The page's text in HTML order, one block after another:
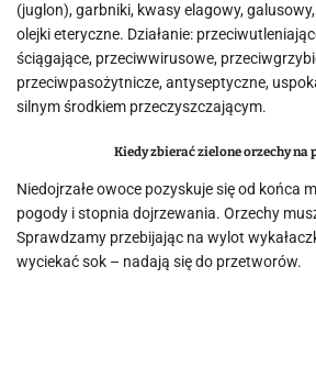
(juglon), garbniki, kwasy elagowy,
olejki eteryczne. Działanie:
ściągające, przeciwwirusowe,
przeciwpasożytnicze, antyseptyczne,
silnym środkiem przeczyszczającym.
Kiedy zbierać zielone orzechy na
Niedojrzałe owoce pozyskuje się od końca
pogody i stopnia dojrzewania. Orzechy
Sprawdzamy przebijając na wylot
wyciekać sok – nadają się do przetworów.